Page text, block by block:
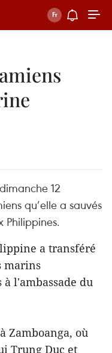
12
qu’elle a sauvés
Philippines.
a transféré
marins
à l'ambassade du
Zamboanga, où
Trung Duc et